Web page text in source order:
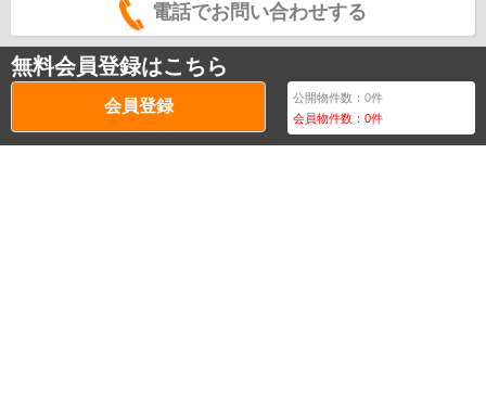
電話でお問い合わせする
無料会員登録はこちら
会員登録 公開物件数：0件
会員物件数：0件